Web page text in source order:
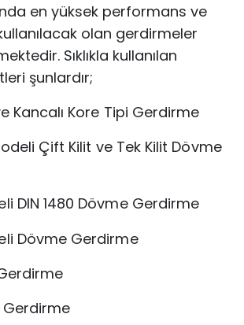
en yüksek performans ve
olan gerdirmeler
Sıklıkla kullanılan
şunlardır;
Kancalı Kore Tipi Gerdirme
Çift Kilit ve Tek Kilit Dövme
DIN 1480 Dövme Gerdirme
Dövme Gerdirme